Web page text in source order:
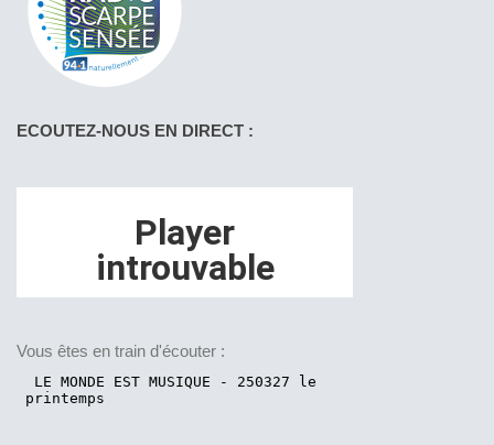
ECOUTEZ-NOUS EN DIRECT :
Vous êtes en train d'écouter :